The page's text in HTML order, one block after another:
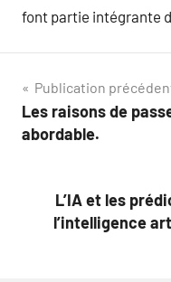
font partie intégrante
Navigation
de
Publication
Les raisons de
abordable.
L’IA et les
l’intelligence